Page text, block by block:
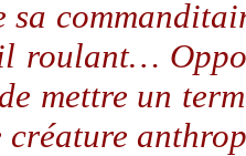
sa
roulant…
mettre un
créature